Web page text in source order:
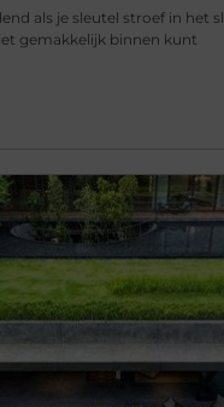
als je sleutel stroef in het
gemakkelijk binnen kunt